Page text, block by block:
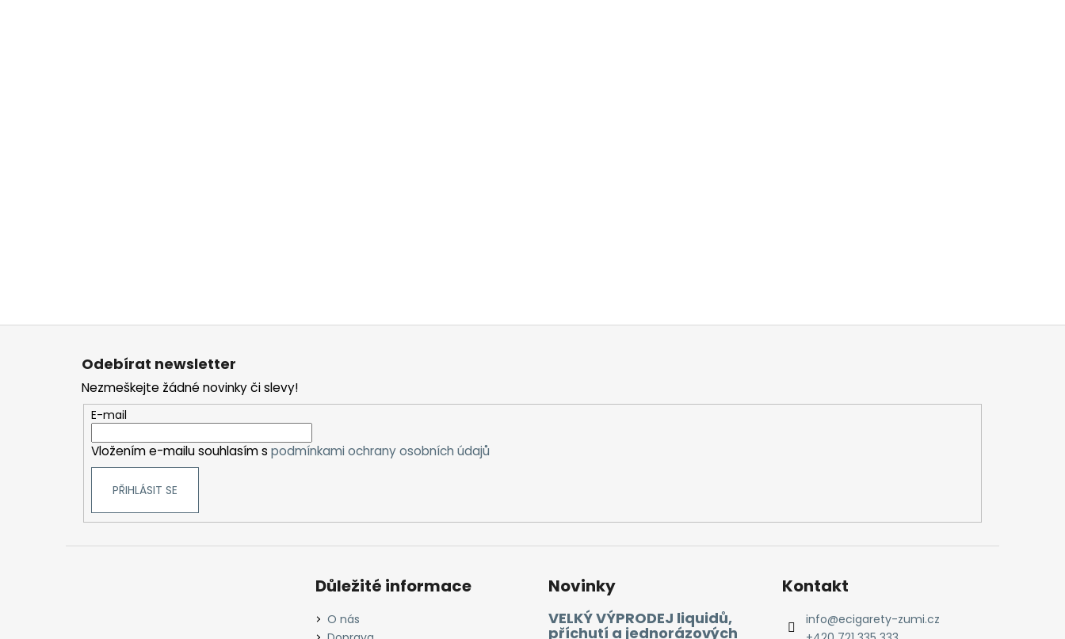
Z
Odebírat newsletter
Nezmeškejte žádné novinky či slevy!
E-mail
Vložením e-mailu souhlasím s podmínkami ochrany osobních údajů
PŘIHLÁSIT SE
Důležité informace
O nás
Novinky
VELKÝ VÝPRODEJ liquidů,
příchutí a jednorázových
Kontakt
info@ecigarety-zumi.cz